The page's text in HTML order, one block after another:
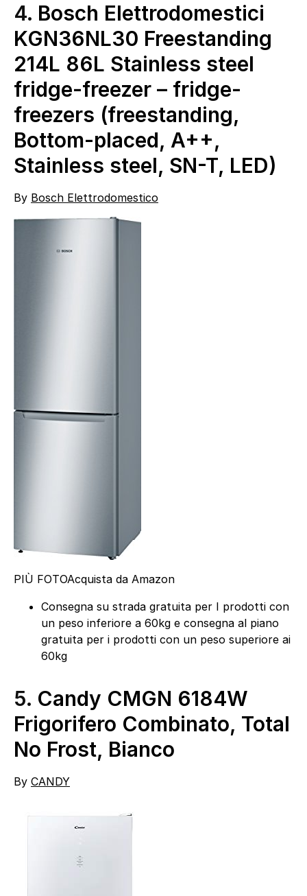
4. Bosch Elettrodomestici
KGN36NL30 Freestanding
214L 86L Stainless steel
fridge-freezer – fridge-
freezers (freestanding,
Bottom-placed, A++,
Stainless steel, SN-T, LED)
By Bosch Elettrodomestico
PIÙ FOTOAcquista da Amazon
Consegna su strada gratuita per I prodotti con
un peso inferiore a 60kg e consegna al piano
gratuita per i prodotti con un peso superiore ai
60kg
5. Candy CMGN 6184W
Frigorifero Combinato, Total
No Frost, Bianco
By CANDY